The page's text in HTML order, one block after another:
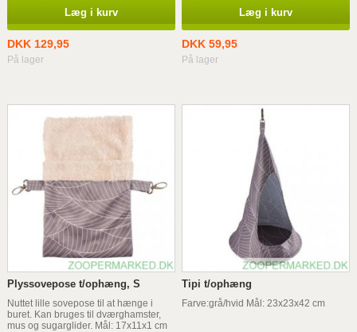
Læg i kurv
DKK 129,95
På lager
Læg i kurv
DKK 59,95
På lager
Plyssovepose t/ophæng, S
Nuttet lille sovepose til at hænge i
buret. Kan bruges til dværghamster,
mus og sugarglider. Mål: 17x11x1 cm
Tipi t/ophæng
Farve:grå/hvid Mål: 23x23x42 cm